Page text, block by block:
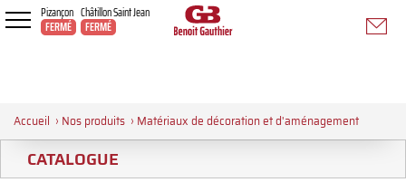
Pizançon
FERMÉ
Châtillon Saint Jean
FERMÉ
Accueil › Nos produits › Matériaux de décoration et d'aménagement
CATALOGUE